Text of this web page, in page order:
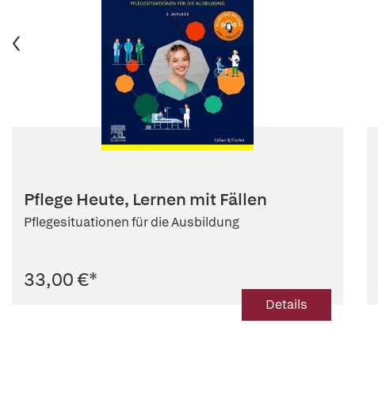
Pflege Heute, Lernen mit Fällen
Pflegesituationen für die Ausbildung
33,00 €*
Details